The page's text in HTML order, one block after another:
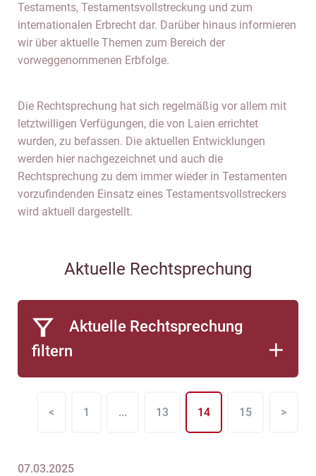
Testaments, Testamentsvollstreckung und zum
internationalen Erbrecht dar. Darüber hinaus informieren
wir über aktuelle Themen zum Bereich der
vorweggenommenen Erbfolge.
Die Rechtsprechung hat sich regelmäßig vor allem mit
letztwilligen Verfügungen, die von Laien errichtet
wurden, zu befassen. Die aktuellen Entwicklungen
werden hier nachgezeichnet und auch die
Rechtsprechung zu dem immer wieder in Testamenten
vorzufindenden Einsatz eines Testamentsvollstreckers
wird aktuell dargestellt.
Aktuelle Rechtsprechung
Aktuelle Rechtsprechung
filtern
< 1 ... 13 14 15 >
07.03.2025